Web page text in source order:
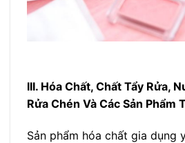
III. Hóa Chất, Chất Tẩy Rửa,
Rửa Chén Và Các Sản Phẩm
Sản phẩm hóa chất gia dụng